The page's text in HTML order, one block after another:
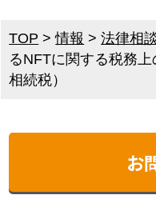
TOP >情報 >法律相
るNFTに関する税務
相続税）
お